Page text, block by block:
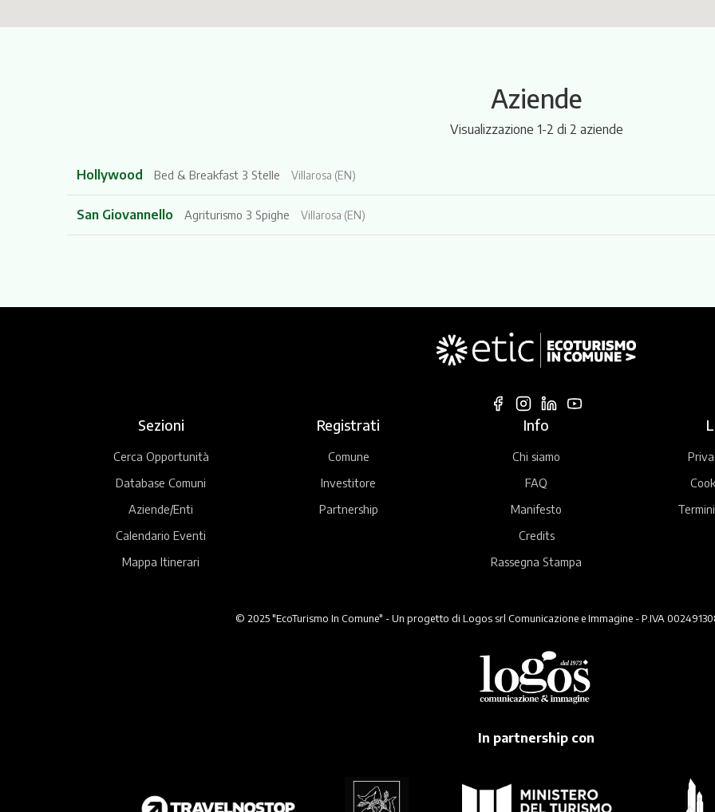
Aziende
Visualizzazione 1-2 di 2 aziende
Hollywood Bed & Breakfast 3 Stelle Villarosa (EN)
San Giovannello Agriturismo 3 Spighe Villarosa (EN)
Sezioni
Cerca Opportunità
Database Comuni
Aziende/Enti
Calendario Eventi
Mappa Itinerari
Registrati
Comune
Investitore
Partnership
Info
Chi siamo
FAQ
Manifesto
Credits
Rassegna Stampa
© 2025 "EcoTurismo In Comune" - Un progetto di Logos srl Comunicazione e Immagine - P.IVA
In partnership con